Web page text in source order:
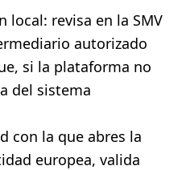
local: revisa en la SMV
autorizado
si la plataforma no
del sistema
con la que abres la
europea, valida